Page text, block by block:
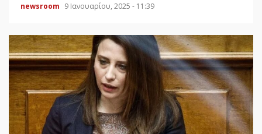
newsroom 9 Ιανουαρίου, 2025 - 11:39